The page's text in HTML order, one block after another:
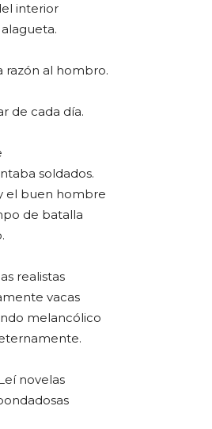
interior
razón al hombro.
de cada día.
soldados.
el buen hombre
de batalla
realistas
vacas
melancólico
novelas